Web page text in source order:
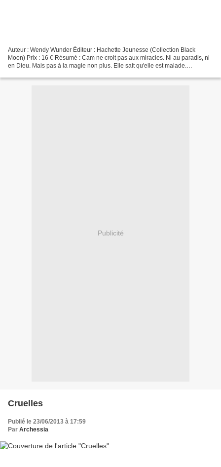
Auteur : Wendy Wunder Éditeur : Hachette Jeunesse (Collection Black
Moon) Prix : 16 € Résumé : Cam ne croit pas aux miracles. Ni au paradis, ni
en Dieu. Mais pas à la magie non plus. Elle sait qu'elle est malade.
Publicité
Cruelles
Publié le 23/06/2013 à 17:59
Par Archessia